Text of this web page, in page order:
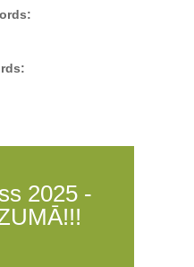
2025 -